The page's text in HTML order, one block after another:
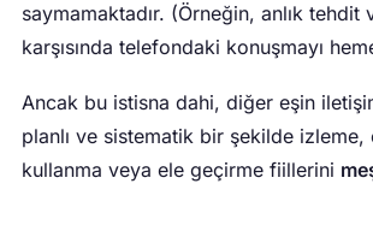
saymamaktadır. (Örneğin, anlık tehdit
karşısında telefondaki konuşmayı
Ancak bu istisna dahi, diğer eşin
planlı ve sistematik bir şekilde izleme,
kullanma veya ele geçirme fiillerini